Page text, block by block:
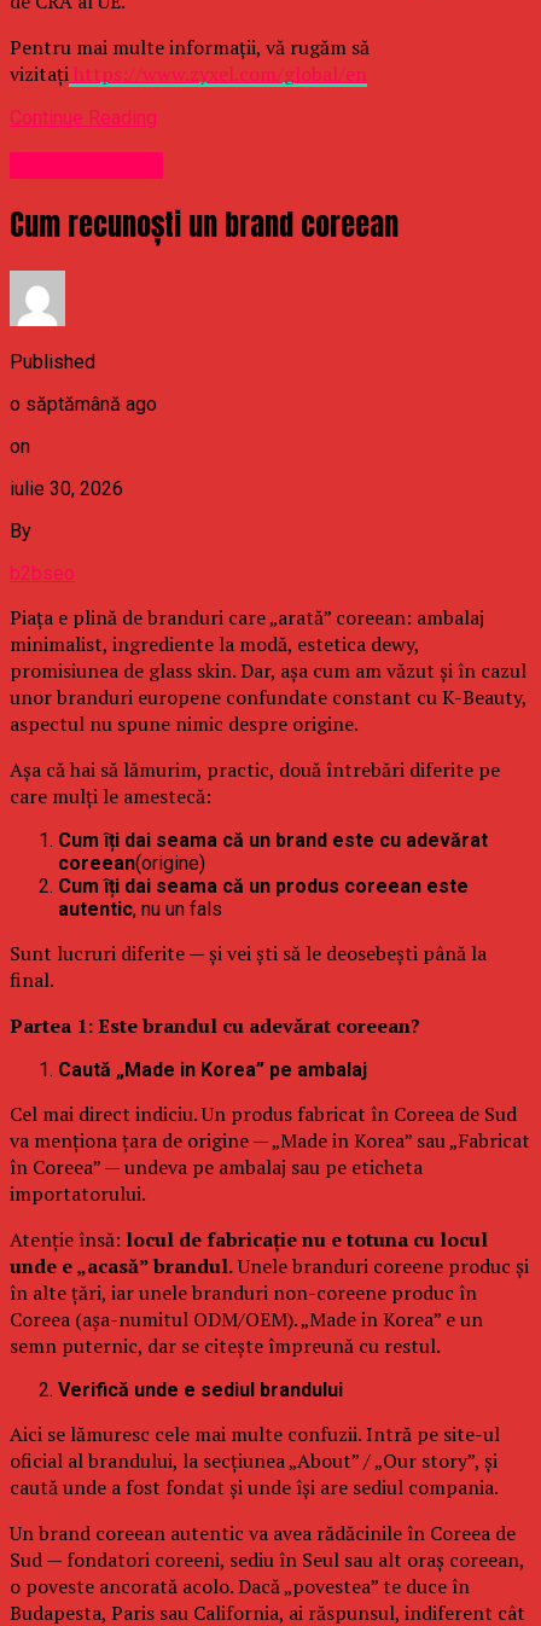
Pentru mai multe informații, vă rugăm să
vizitațihttps://www.zyxel.com/global/en
Continue Reading
Cum recunoști un brand coreean
Published
o săptămână ago
on
iulie 30, 2026
By
b2bseo
Piața e plină de branduri care „arată” coreean: ambalaj
minimalist, ingrediente la modă, estetica dewy,
promisiunea de glass skin. Dar, așa cum am văzut și în cazul
unor branduri europene confundate constant cu K-Beauty,
aspectul nu spune nimic despre origine.
Așa că hai să lămurim, practic, două întrebări diferite pe
care mulți le amestecă:
Cum îți dai seama că un brand este cu adevărat
coreean(origine)
Cum îți dai seama că un produs coreean este
autentic, nu un fals
Sunt lucruri diferite — și vei ști să le deosebești până la
final.
Partea 1: Este brandul cu adevărat coreean?
Caută „Made in Korea” pe ambalaj
Cel mai direct indiciu. Un produs fabricat în Coreea de Sud
va menționa țara de origine — „Made in Korea” sau „Fabricat
în Coreea” — undeva pe ambalaj sau pe eticheta
importatorului.
Atenție însă: locul de fabricație nu e totuna cu locul
unde e „acasă” brandul.Unele branduri coreene produc și
în alte țări, iar unele branduri non-coreene produc în
Coreea (așa-numitul ODM/OEM). „Made in Korea” e un
semn puternic, dar se citește împreună cu restul.
Verifică unde e sediul brandului
Aici se lămuresc cele mai multe confuzii. Intră pe site-ul
oficial al brandului, la secțiunea „About” / „Our story”, și
caută unde a fost fondat și unde își are sediul compania.
Un brand coreean autentic va avea rădăcinile în Coreea de
Sud — fondatori coreeni, sediu în Seul sau alt oraș coreean,
o poveste ancorată acolo. Dacă „povestea” te duce în
Budapesta, Paris sau California, ai răspunsul, indiferent cât